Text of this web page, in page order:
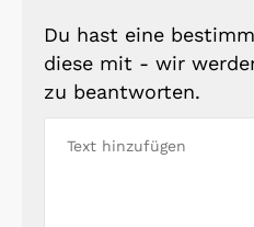
Du hast eine
diese mit - wir
zu beantworten.